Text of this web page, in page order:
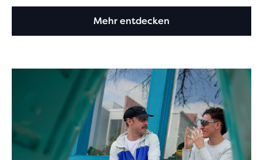
Mehr entdecken